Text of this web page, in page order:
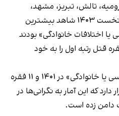
تالش، تبریز، مشهد،
ایرانشهر و تهران در سه ماهه نخست ۱۴۰۳ شاهد بیشترین
اختلافات خانوادگی» بودند
قتل رتبه اول را به خود
تهران با ۱۰ فقره زن‌کشی «ناموسی یا خانوادگی» در ۱۴۰۱ و ۱۱ فقره
صدر قرار دارد که این آمار به نگرانی‌ها در
دامن زده است.